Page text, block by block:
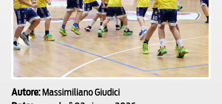
Autore:Massimiliano Giudici